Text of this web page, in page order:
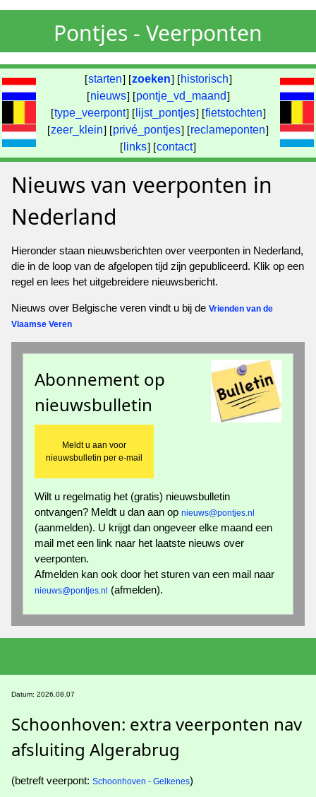
Pontjes - Veerponten
[starten] [zoeken] [ historisch]
[nieuws] [pontje_vd_maand]
[type_veerpont] [ lijst_pontjes] [fietstochten]
[zeer_klein] [privé_pontjes] [reclameponten]
[ links] [contact]
Nieuws van veerponten in
Nederland
Hieronder staan nieuwsberichten over veerponten in Nederland,
die in de loop van de afgelopen tijd zijn gepubliceerd. Klik op een
regel en lees het uitgebreidere nieuwsbericht.
Nieuws over Belgische veren vindt u bij de Vrienden van de
Vlaamse Veren
Abonnement op
nieuwsbulletin
Meldt u aan voor
nieuwsbulletin per e-mail
Wilt u regelmatig het (gratis) nieuwsbulletin
ontvangen? Meldt u dan aan op nieuws@pontjes.nl
(aanmelden). U krijgt dan ongeveer elke maand een
mail met een link naar het laatste nieuws over
veerponten.
Afmelden kan ook door het sturen van een mail naar
nieuws@pontjes.nl (afmelden).
Datum: 2026.08.07
Schoonhoven: extra veerponten nav
afsluiting Algerabrug
(betreft veerpont: Schoonhoven - Gelkenes)